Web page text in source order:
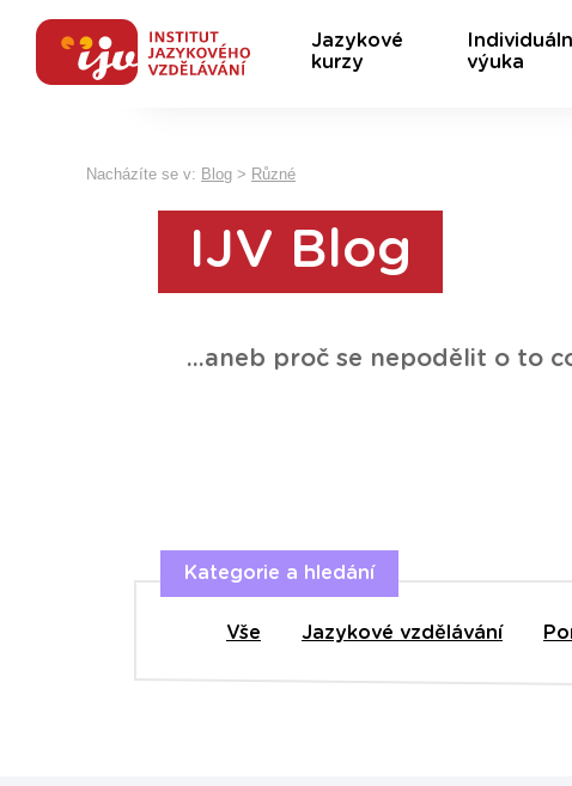
Jazykové
kurzy
výuka
Nacházíte se v: Blog > Různé
IJV Blog
...aneb proč se nepodělit o to
Kategorie a hledání
Vše Jazykové vzdělávání